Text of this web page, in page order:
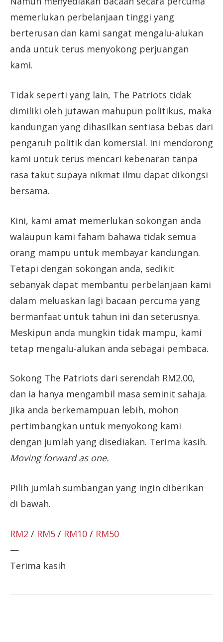
memerlukan perbelanjaan tinggi yang
berterusan dan kami sangat mengalu-alukan
anda untuk terus menyokong perjuangan
kami.
Tidak seperti yang lain, The Patriots tidak
dimiliki oleh jutawan mahupun politikus, maka
kandungan yang dihasilkan sentiasa bebas dari
pengaruh politik dan komersial. Ini mendorong
kami untuk terus mencari kebenaran tanpa
rasa takut supaya nikmat ilmu dapat dikongsi
bersama.
Kini, kami amat memerlukan sokongan anda
walaupun kami faham bahawa tidak semua
orang mampu untuk membayar kandungan.
Tetapi dengan sokongan anda, sedikit
sebanyak dapat membantu perbelanjaan kami
dalam meluaskan lagi bacaan percuma yang
bermanfaat untuk tahun ini dan seterusnya.
Meskipun anda mungkin tidak mampu, kami
tetap mengalu-alukan anda sebagai pembaca.
Sokong The Patriots dari serendah RM2.00,
dan ia hanya mengambil masa seminit sahaja.
Jika anda berkemampuan lebih, mohon
pertimbangkan untuk menyokong kami
dengan jumlah yang disediakan. Terima kasih.
Moving forward as one.
Pilih jumlah sumbangan yang ingin diberikan
di bawah.
RM2 / RM5 / RM10 / RM50
—
Terima kasih